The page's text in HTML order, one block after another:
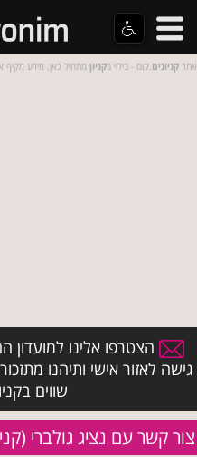
אתר קניונים.קום - בילוי בקניון מתחיל כאן. מידע מקיף
הצטרפו אלינו למועדון
גישה לאזור אישי ותיהנו
שווים
צור קשר עם נציג גולברי